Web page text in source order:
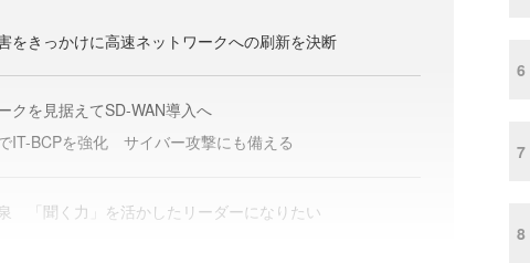
をきっかけに高速ネットワークへの刷新を決断
クを見据えてSD-WAN導入へ
IT-BCPを強化 サイバー攻撃にも備える
「聞く力」を活かしたリーダーになりたい
6
7
8